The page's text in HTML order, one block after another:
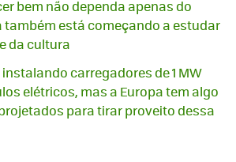
bem não dependa apenas do
também está começando a estudar
da cultura
instalando carregadores de 1 MW
elétricos, mas a Europa tem algo
para tirar proveito dessa